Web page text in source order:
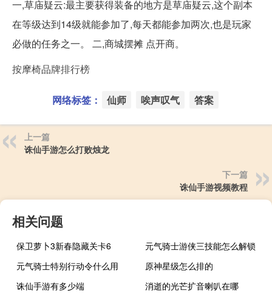
一,草庙疑云:最主要获得装备的地方是草庙疑云,这个副本
在等级达到14级就能参加了,每天都能参加两次,也是玩家
必做的任务之一。 二,商城摆摊 点开商。
按摩椅品牌排行榜
网络标签： 仙师 唉声叹气 答案
上一篇
诛仙手游怎么打败烛龙
下一篇
诛仙手游视频教程
相关问题
保卫萝卜3新春隐藏关卡6
元气骑士游侠三技能怎么解锁
元气骑士特别行动令什么用
原神星级怎么排的
诛仙手游有多少端
消逝的光芒扩音喇叭在哪